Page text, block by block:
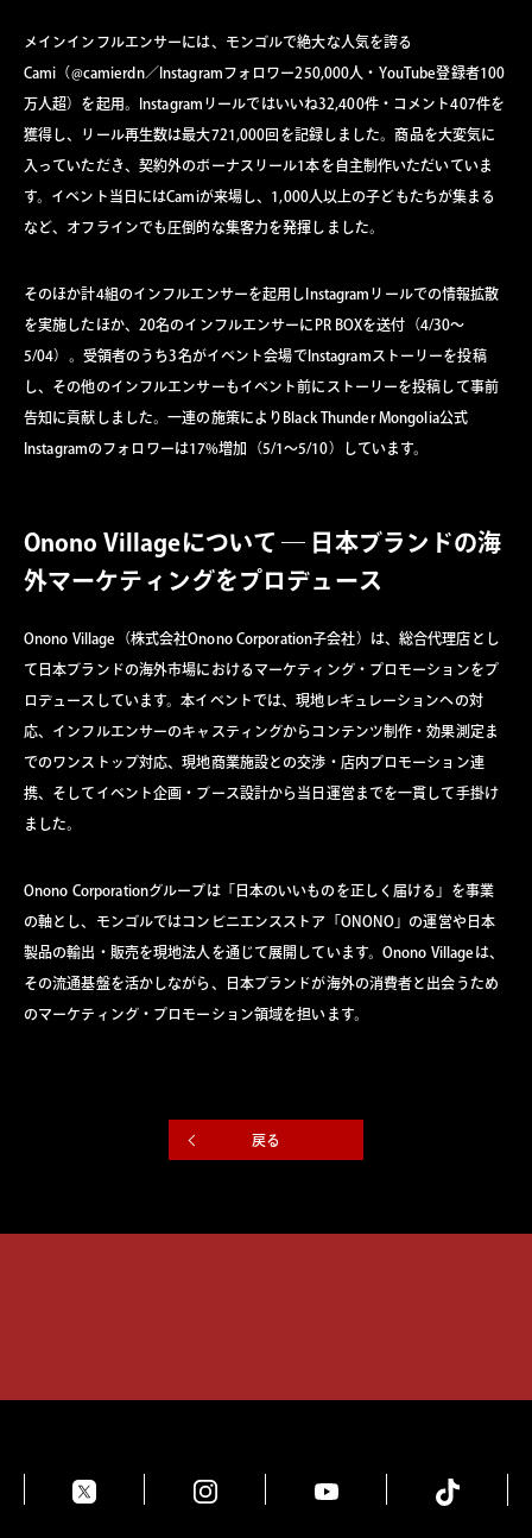
メインインフルエンサーには、モンゴルで絶大な人気を誇る
Cami（@camierdn／Instagramフォロワー250,000人・YouTube登録者100
万人超）を起用。Instagramリールではいいね32,400件・コメント407件を
獲得し、リール再生数は最大721,000回を記録しました。商品を大変気に
入っていただき、契約外のボーナスリール1本を自主制作いただいていま
す。イベント当日にはCamiが来場し、1,000人以上の子どもたちが集まる
など、オフラインでも圧倒的な集客力を発揮しました。
そのほか計4組のインフルエンサーを起用しInstagramリールでの情報拡散
を実施したほか、20名のインフルエンサーにPR BOXを送付（4/30〜
5/04）。受領者のうち3名がイベント会場でInstagramストーリーを投稿
し、その他のインフルエンサーもイベント前にストーリーを投稿して事前
告知に貢献しました。一連の施策によりBlack Thunder Mongolia公式
Instagramのフォロワーは17%増加（5/1〜5/10）しています。
Onono Villageについて ― 日本ブランドの海
外マーケティングをプロデュース
Onono Village（株式会社Onono Corporation子会社）は、総合代理店とし
て日本ブランドの海外市場におけるマーケティング・プロモーションをプ
ロデュースしています。本イベントでは、現地レギュレーションへの対
応、インフルエンサーのキャスティングからコンテンツ制作・効果測定ま
でのワンストップ対応、現地商業施設との交渉・店内プロモーション連
携、そしてイベント企画・ブース設計から当日運営までを一貫して手掛け
ました。
Onono Corporationグループは「日本のいいものを正しく届ける」を事業
の軸とし、モンゴルではコンビニエンスストア「ONONO」の運営や日本
製品の輸出・販売を現地法人を通じて展開しています。Onono Villageは、
その流通基盤を活かしながら、日本ブランドが海外の消費者と出会うため
のマーケティング・プロモーション領域を担います。
戻る